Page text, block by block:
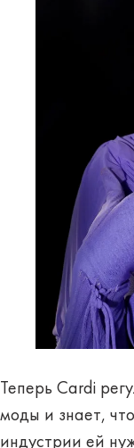
Теперь Cardi
моды и знает,
индустрии ей